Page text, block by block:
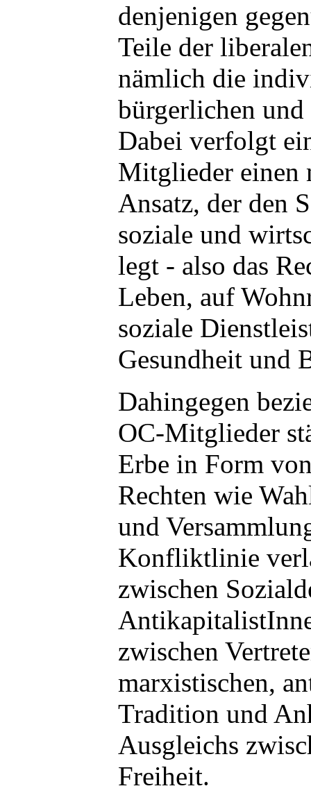
denjenigen
Teile der
nämlich die
bürgerlichen
Dabei verfolgt
Mitglieder einen
Ansatz, der den
soziale und
legt - also das
Leben, auf
soziale
Gesundheit und
Dahingegen
OC-Mitglieder
Erbe in Form
Rechten wie
und
Konfliktlinie
zwischen
zwischen
marxistischen,
Tradition und
Ausgleichs
Freiheit.